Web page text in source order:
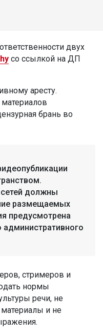
двух
со ссылкой на ДП
аресту.
брань во
должны
размещаемых
предусмотрена
административного
стримеров и
нормы
речи, не
и не